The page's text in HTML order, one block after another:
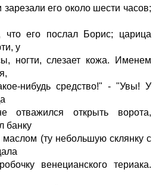
его около шести часов;
что его послал Борис; царица
у
ногти, слезает кожа. Именем
нибудь средство!" - "Увы! У
отважился открыть ворота,
банку
(ту небольшую склянку с
венецианского териака.